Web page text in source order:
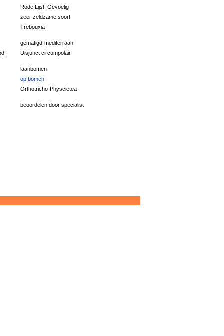
Rode Lijst: Gevoelig
zeer zeldzame soort
Trebouxia
gematigd-mediterraan
Disjunct circumpolair
laanbomen
op bomen
Orthotricho-Physcietea
beoordelen door specialist